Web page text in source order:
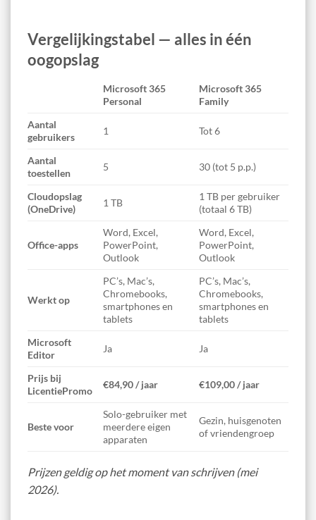
Vergelijkingstabel — alles in één
oogopslag
Microsoft 365
Personal
Microsoft 365
Family
Aantal
gebruikers
1 Tot 6
Aantal
toestellen
5 30 (tot 5 p.p.)
Cloudopslag
(OneDrive)
1 TB
1 TB per gebruiker
(totaal 6 TB)
Office-apps
Word, Excel,
PowerPoint,
Outlook
Word, Excel,
PowerPoint,
Outlook
Werkt op
PC’s, Mac’s,
Chromebooks,
smartphones en
tablets
PC’s, Mac’s,
Chromebooks,
smartphones en
tablets
Microsoft
Editor
Ja Ja
Prijs bij
LicentiePromo
€84,90 / jaar €109,00 / jaar
Beste voor
Solo-gebruiker met
meerdere eigen
apparaten
Gezin, huisgenoten
of vriendengroep
Prijzen geldig op het moment van schrijven (mei
2026).